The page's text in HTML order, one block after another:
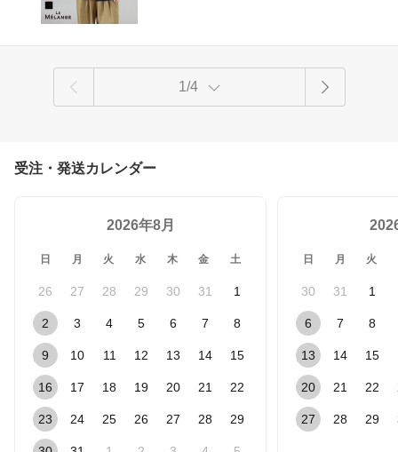
1/4
受注・発送カレンダー
2026年8月
日 月 火 水 木 金 土
26 27 28 29 30 31 1
2 3 4 5 6 7 8
9 10 11 12 13 14 15
16 17 18 19 20 21 22
23 24 25 26 27 28 29
日 月 火
30 31 1
6 7 8
13 14 15
20 21 22
27 28 29